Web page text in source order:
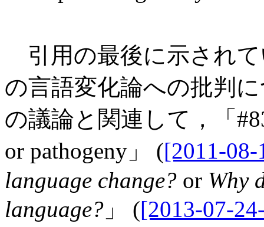
引用の最後に示されて
の言語変化論への批判
の議論と関連して，「
or pathogeny」 ([2011-
language change? or Why
language? 」 ([2013-07-